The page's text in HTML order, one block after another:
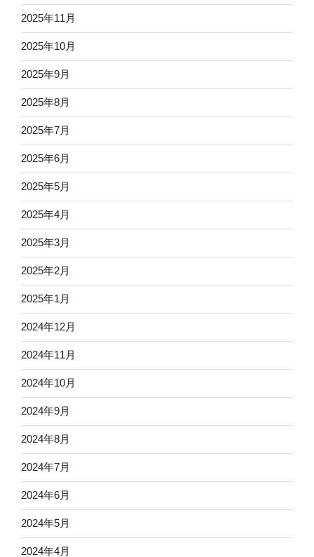
2025年11月
2025年10月
2025年9月
2025年8月
2025年7月
2025年6月
2025年5月
2025年4月
2025年3月
2025年2月
2025年1月
2024年12月
2024年11月
2024年10月
2024年9月
2024年8月
2024年7月
2024年6月
2024年5月
2024年4月